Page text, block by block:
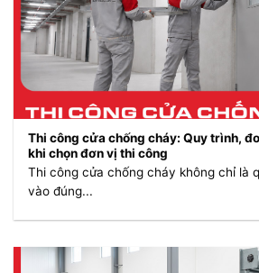
Thi công cửa chống cháy: Quy trình,
khi chọn đơn vị thi công
Thi công cửa chống cháy không chỉ là
vào đúng...